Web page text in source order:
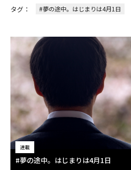
タグ：
#夢の途中。はじまりは4月1日
連載
#夢の途中。はじまりは4月1日